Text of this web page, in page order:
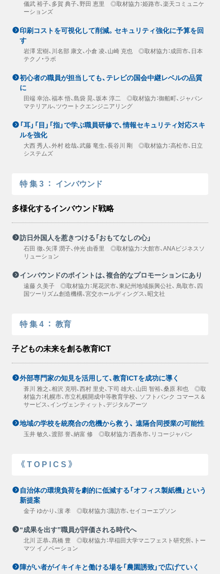
儀武 裕子、多賀 典子、野田 恵里 ◎取材協力：姫路市、楽天コミュニケ
ーションズ
印刷コストを可視化して削減。セキュリティ強化に予算を回
す
岩澤 宏樹、川名部 康文、小倉 凌、山崎 克也 ◎取材協力：成田市、日本
テクノ・ラボ
初心者の職員が担当しても、テレビの国会中継レベルの品質
に
田端 幸治、福本 悟、島袋 晃、坂本 淳二 ◎取材協力：御船町、ジャパン
マテリアル、ツウートクエンジニアリング
「耳」「目」「指」で学ぶ職員研修で、情報セキュリティ対応スキ
ルを強化
大西 秀人、外村 稔哉、武藤 竜生、長谷川 剛 ◎取材協力：高松市、日立
システムズ
特集3 ： インバウンド
多様化するインバウンド戦略
訪日外国人を惹きつける「おもてなしの心」
石田 徹、矢澤 潤子、仲光 由香里 ◎取材協力：大館市、ANAビジネスソ
リューション
インバウンドのポイントは、複合的なプロモーションにあり
遠藤 久美子 ◎取材協力：尾花沢市、東紀州地域振興公社、 鳥取市、四
国ツーリズム創造機構、宮交ホールディングス、昭文社
特集4 ： 教育
子どもの未来を創る教育ICT
外部専門家の知見を活用して、教育ICTを成功に導く
葊川 雅之、相沢 克明、西村 里史、下司 雄大、山田 智裕、桑原 和也 ◎取
材協力：札幌市、市立札幌開成中等教育学校、 ソフトバンク コマース＆
サービス、インヴェンティット、デジタルアーツ
地域の学校を統廃合の危機から救う、 遠隔合同授業の可能性
玉井 敏久、渡部 誉、納富 修 ◎取材協力：西条市、リコージャパン
《TOPICS》
自治体の環境負荷を劇的に低減する「オフィス製紙機」という
新提案
金子 ゆかり、濵 孝 ◎取材協力：諏訪市、セイコーエプソン
“成果を出す”職員が評価される時代へ
北川 正恭、髙橋 豊 ◎取材協力：早稲田大学マニフェスト研究所、トー
マツ イノベーション
障がい者がイキイキと働ける場を「農園誘致」で広げていく